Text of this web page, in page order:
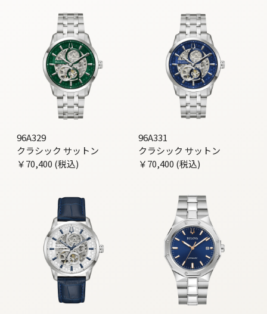
96A329
クラシック サットン
￥70,400 (税込)
96A331
クラシック サットン
￥70,400 (税込)